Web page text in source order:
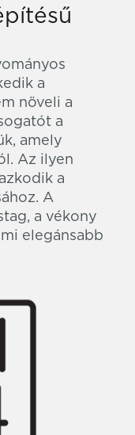
a
növeli a
a
amely
Az ilyen
a
A
a vékony
elegánsabb